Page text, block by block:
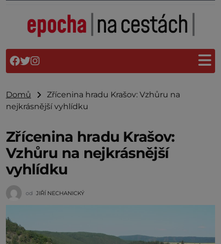
Domů
Zřícenina hradu Krašov: Vzhůru na
nejkrásnější vyhlídku
Zřícenina hradu Krašov:
Vzhůru na nejkrásnější
vyhlídku
od JIŘÍ NECHANICKÝ